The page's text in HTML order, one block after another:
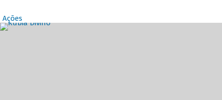
Ações
Destaques